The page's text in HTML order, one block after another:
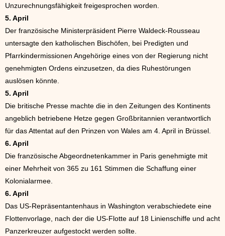
Unzurechnungsfähigkeit freigesprochen worden.
5. April
Der französische Ministerpräsident Pierre Waldeck-Rousseau
untersagte den katholischen Bischöfen, bei Predigten und
Pfarrkindermissionen Angehörige eines von der Regierung nicht
genehmigten Ordens einzusetzen, da dies Ruhestörungen
auslösen könnte.
5. April
Die britische Presse machte die in den Zeitungen des Kontinents
angeblich betriebene Hetze gegen Großbritannien verantwortlich
für das Attentat auf den Prinzen von Wales am 4. April in Brüssel.
6. April
Die französische Abgeordnetenkammer in Paris genehmigte mit
einer Mehrheit von 365 zu 161 Stimmen die Schaffung einer
Kolonialarmee.
6. April
Das US-Repräsentantenhaus in Washington verabschiedete eine
Flottenvorlage, nach der die US-Flotte auf 18 Linienschiffe und acht
Panzerkreuzer aufgestockt werden sollte.